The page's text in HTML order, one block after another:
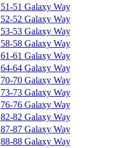
51-51 Galaxy Way
52-52 Galaxy Way
53-53 Galaxy Way
58-58 Galaxy Way
61-61 Galaxy Way
64-64 Galaxy Way
70-70 Galaxy Way
73-73 Galaxy Way
76-76 Galaxy Way
82-82 Galaxy Way
87-87 Galaxy Way
88-88 Galaxy Way